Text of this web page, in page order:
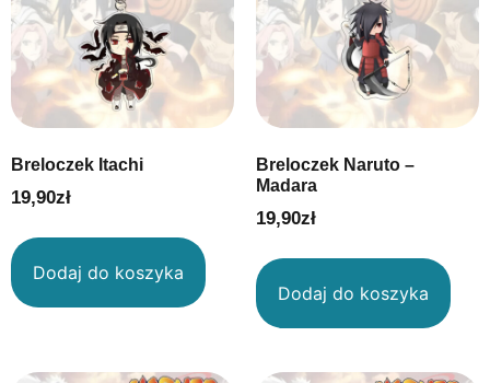
Breloczek Itachi
19,90zł
Dodaj do koszyka
Breloczek Naruto –
Madara
19,90zł
Dodaj do koszyka